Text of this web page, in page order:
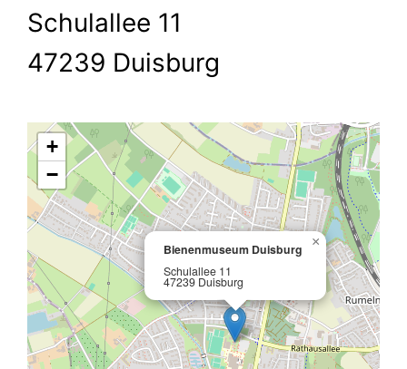
Schulallee 11
47239 Duisburg
Bienenmuseum Duisburg
Schulallee 11
47239 Duisburg
×
+
−